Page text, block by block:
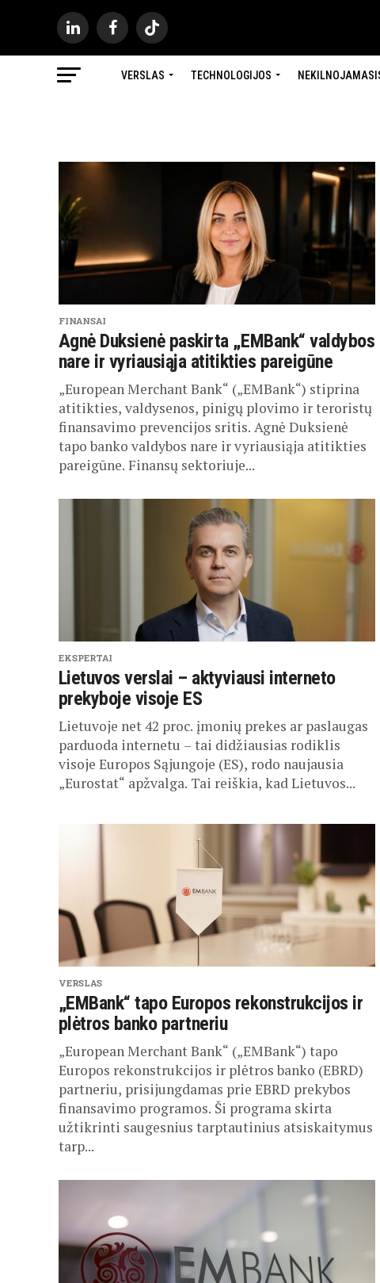
VERSLAS TECHNOLOGIJOS
FINANSAI
Agnė Duksienė paskirta „EMBank“ valdybos
nare ir vyriausiąja atitikties pareigūne
„European Merchant Bank“ („EMBank“) stiprina
atitikties, valdysenos, pinigų plovimo ir teroristų
finansavimo prevencijos sritis. Agnė Duksienė
tapo banko valdybos nare ir vyriausiąja atitikties
pareigūne. Finansų sektoriuje...
EKSPERTAI
Lietuvos verslai – aktyviausi interneto
prekyboje visoje ES
Lietuvoje net 42 proc. įmonių prekes ar paslaugas
parduoda internetu – tai didžiausias rodiklis
visoje Europos Sąjungoje (ES), rodo naujausia
„Eurostat“ apžvalga. Tai reiškia, kad Lietuvos...
VERSLAS
„EMBank“ tapo Europos rekonstrukcijos ir
plėtros banko partneriu
„European Merchant Bank“ („EMBank“) tapo
Europos rekonstrukcijos ir plėtros banko (EBRD)
partneriu, prisijungdamas prie EBRD prekybos
finansavimo programos. Ši programa skirta
užtikrinti saugesnius tarptautinius atsiskaitymus
tarp...